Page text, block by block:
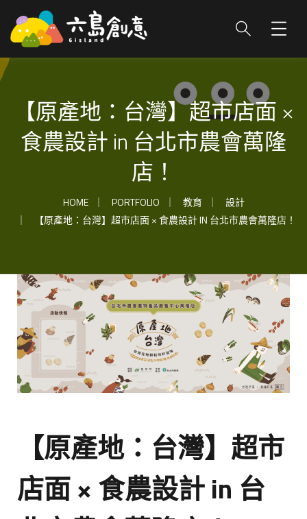
【原產地：台灣】超市店面 ×
食農設計 in 台北市農會萬隆
店！​
HOME PORTFOLIO 教育
設計
【原產地：台灣】超市店面 × 食農設計 IN 台北市農會萬隆店！​
【原產地：台灣】 超市
店面 × 食農設計in 台